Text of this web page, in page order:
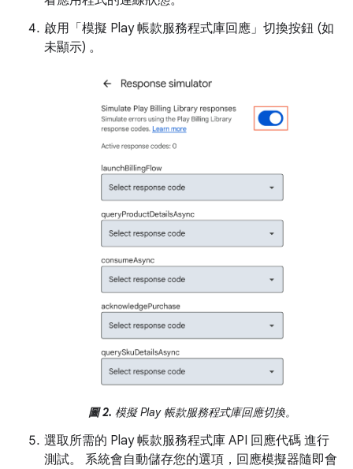
啟用「模擬 Play 帳款服務程式庫回應」 切換按鈕 (如
未顯示) 。
圖 2. 模擬 Play 帳款服務程式庫回應切換。
選取所需的 Play 帳款服務程式庫 API 回應代碼 進行
測試。 系統會自動儲存您的選項，回應模擬器隨即會